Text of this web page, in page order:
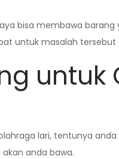
bisa membawa
untuk masalah
untuk
lari, tentunya
anda bawa.